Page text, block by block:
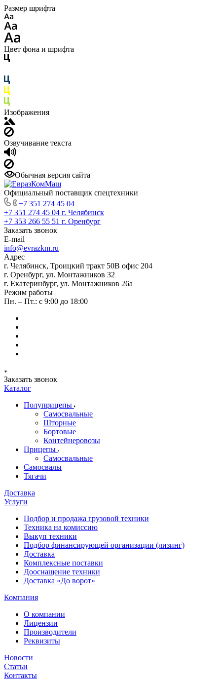
Размер шрифта
Цвет фона и шрифта
Изображения
Озвучивание текста
Обычная версия сайта
Официальный поставщик спецтехники
+7 351 274 45 04
+7 351 274 45 04 г. Челябинск
+7 353 266 55 51 г. Оренбург
Заказать звонок
E-mail
info@evrazkm.ru
Адрес
г. Челябинск, Троицкий тракт 50В офис 204
г. Оренбург, ул. Монтажников 32
г. Екатеринбург, ул. Монтажников 26а
Режим работы
Пн. – Пт.: с 9:00 до 18:00
Заказать звонок
Каталог
Полуприцепы
Самосвальные
Шторные
Бортовые
Контейнеровозы
Прицепы
Самосвальные
Самосвалы
Тягачи
Доставка
Услуги
Подбор и продажа грузовой техники
Техника на комиссию
Выкуп техники
Подбор финансирующей организации (лизинг)
Доставка
Комплексные поставки
Дооснащение техники
Доставка «До ворот»
Компания
О компании
Лицензии
Производители
Реквизиты
Новости
Статьи
Контакты